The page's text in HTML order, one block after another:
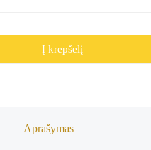
Į krepšelį
Aprašymas